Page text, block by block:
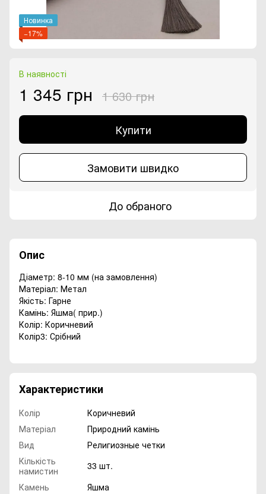
Новинка
−17%
В наявності
1 345 грн 1 630 грн
Купити
Замовити швидко
До обраного
Опис
Діаметр: 8-10 мм (на замовлення)
Матеріал: Метал
Якість: Гарне
Камінь: Яшма( прир.)
Колір: Коричневий
Колір3: Срібний
Характеристики
Колір
Коричневий
Матеріал
Природний камінь
Вид
Религиозные четки
Кількість
намистин
33 шт.
Камень
Яшма